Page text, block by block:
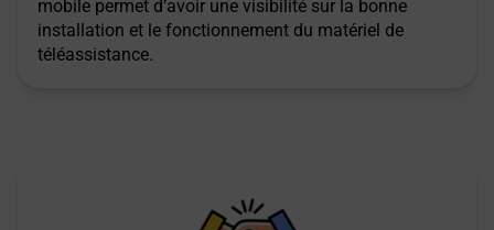
mobile permet d’avoir une visibilité sur la bonne
installation et le fonctionnement du matériel de
téléassistance.